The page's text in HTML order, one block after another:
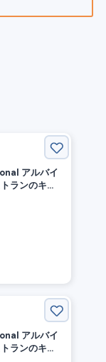
アルバイ
ランのキッ
アルバイ
ランのキッ